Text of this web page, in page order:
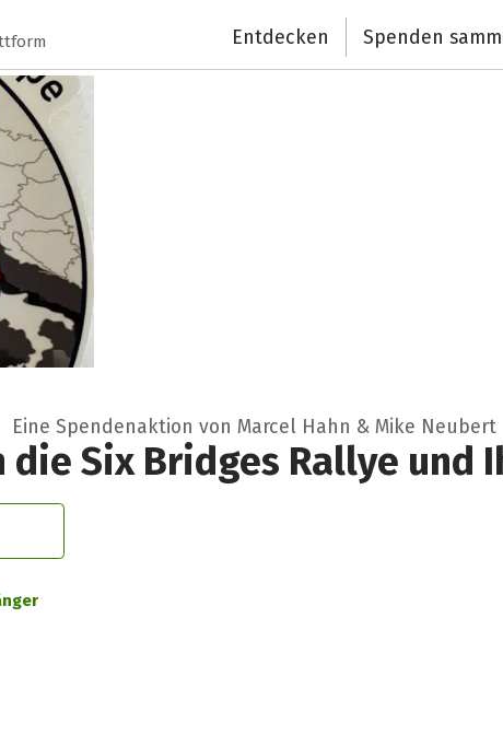
Entdecken Spenden
Eine Spendenaktion von Marcel Hahn & Mike Neubert
die Six Bridges Rallye und